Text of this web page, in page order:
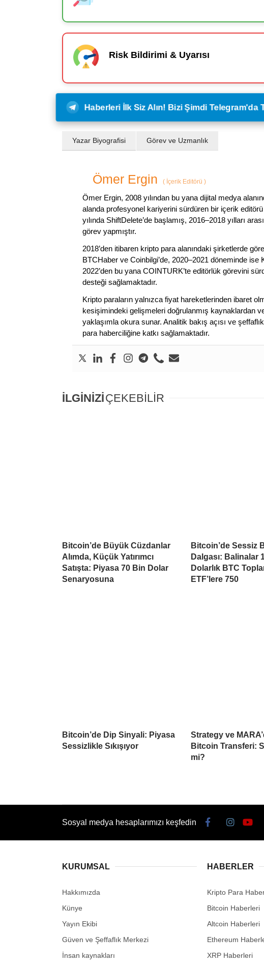
Risk Bildirimi & Uyarısı
Haberleri İlk Siz Alın! Bizi Şimdi Telegram'da
Yazar Biyografisi Görev ve Uzmanlık
Ömer Ergin ( İçerik Editörü )
Ömer Ergin, 2008 yılından bu yana dijital medya
alanda profesyonel kariyerini sürdüren bir içerik
yılında ShiftDelete’de başlamış, 2016–2018 yılları
görev yapmıştır.
2018’den itibaren kripto para alanındaki şirketlerde
BTCHaber ve Coinbilgi’de, 2020–2021 döneminde ise
2022’den bu yana COINTURK’te editörlük görevini
desteği sağlamaktadır.
Kripto paraların yalnızca fiyat hareketlerinden ibaret
kesişimindeki gelişmeleri doğrulanmış kaynaklardan
yaklaşımla okura sunar. Analitik bakış açısı ve
para haberciliğine katkı sağlamaktadır.
İLGİNİZİÇEKEBİLİR
Bitcoin’de Büyük Cüzdanlar
Alımda, Küçük Yatırımcı
Satışta: Piyasa 70 Bin Dolar
Senaryosuna
Bitcoin’de Sessiz
Dalgası: Balinalar
Dolarlık BTC
ETF’lere 750
Bitcoin’de Dip Sinyali: Piyasa
Sessizlikle Sıkışıyor
Strategy ve
Bitcoin Transferi:
mi?
Sosyal medya hesaplarımızı keşfedin
KURUMSAL
Hakkımızda
Künye
Yayın Ekibi
Güven ve Şeffaflık Merkezi
İnsan kaynakları
HABERLER
Kripto Para
Bitcoin Haberleri
Altcoin Haberleri
Ethereum
XRP Haberleri